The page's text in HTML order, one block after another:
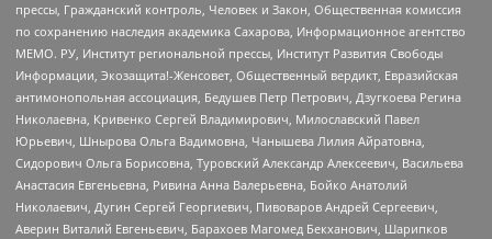
прессы, Гражданский контроль, Человек и Закон, Общественная комиссия
по сохранению наследия академика Сахарова, Информационное агентство
МЕМО. РУ, Институт региональной прессы, Институт Развития Свободы
Информации, Экозащита!-Женсовет, Общественный вердикт, Евразийская
антимонопольная ассоциация, Бедушев Петр Петрович, Дзугкоева Регина
Николаевна, Кривенко Сергей Владимирович, Милославский Павел
Юрьевич, Шнырова Ольга Вадимовна, Чанышева Лилия Айратовна,
Сидорович Ольга Борисовна, Туровский Александр Алексеевич, Васильева
Анастасия Евгеньевна, Ривина Анна Валерьевна, Бойко Анатолий
Николаевич, Дугин Сергей Георгиевич, Пивоваров Андрей Сергеевич,
Аверин Виталий Евгеньевич, Барахоев Магомед Бекханович, Шарипков